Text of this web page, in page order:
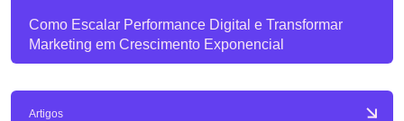
Como Escalar Performance Digital e Transformar
Marketing em Crescimento Exponencial
Artigos